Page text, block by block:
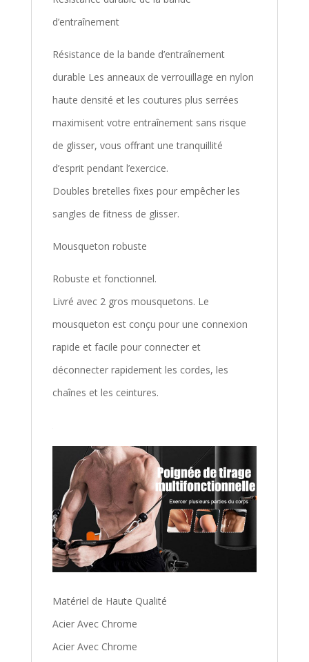
d’entraînement
Résistance de la bande d’entraînement
durable Les anneaux de verrouillage en nylon
haute densité et les coutures plus serrées
maximisent votre entraînement sans risque
de glisser, vous offrant une tranquillité
d’esprit pendant l’exercice.
Doubles bretelles fixes pour empêcher les
sangles de fitness de glisser.
Mousqueton robuste
Robuste et fonctionnel.
Livré avec 2 gros mousquetons. Le
mousqueton est conçu pour une connexion
rapide et facile pour connecter et
déconnecter rapidement les cordes, les
chaînes et les ceintures.
Matériel de Haute Qualité
Acier Avec Chrome
Acier Avec Chrome